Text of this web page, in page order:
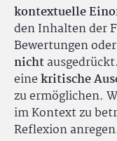
kontextuelle
den Inhalten der
Bewertungen
nicht
einekritische
zu ermöglichen.
im Kontext zu
Reflexion